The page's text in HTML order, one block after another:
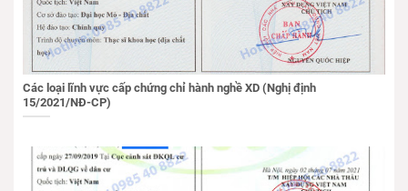
Các loại lĩnh vực cấp chứng chỉ hành nghề XD (Nghị định
15/2021/NĐ-CP)